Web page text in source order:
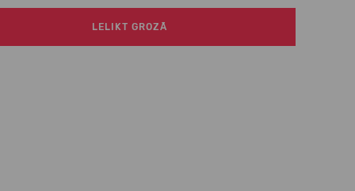
LELIKT GROZĀ